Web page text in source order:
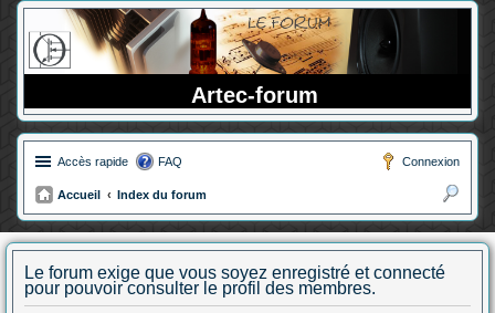
Artec-forum
Accès rapide FAQ Connexion
Accueil
Index du forum
ec
her
Le forum exige que vous soyez enregistré et connecté
pour pouvoir consulter le profil des membres.